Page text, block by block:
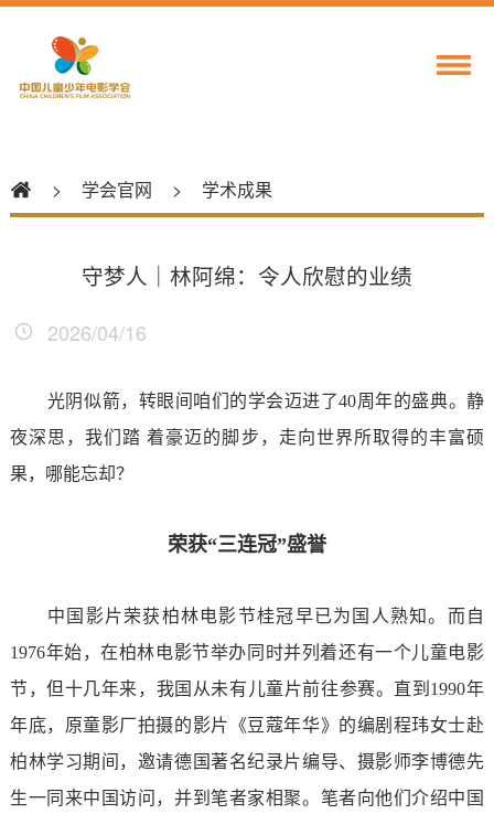
> 学会官网 > 学术成果
守梦人｜林阿绵：令人欣慰的业绩
2026/04/16
光阴似箭，转眼间咱们的学会迈进了40周年的盛典。静
夜深思，我们踏 着豪迈的脚步，走向世界所取得的丰富硕
果，哪能忘却？
荣获“三连冠”盛誉
中国影片荣获柏林电影节桂冠早已为国人熟知。而自
1976年始，在柏林电影节举办同时并列着还有一个儿童电影
节，但十几年来，我国从未有儿童片前往参赛。直到1990年
年底，原童影厂拍摄的影片《豆蔻年华》的编剧程玮女士赴
柏林学习期间，邀请德国著名纪录片编导、摄影师李博德先
生一同来中国访问，并到笔者家相聚。笔者向他们介绍中国